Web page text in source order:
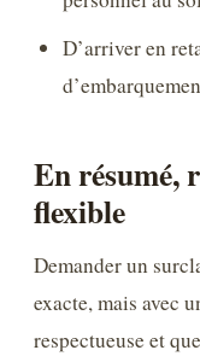
D’arriver en
En résumé,
flexible
Demander un
exacte, mais avec
respectueuse et